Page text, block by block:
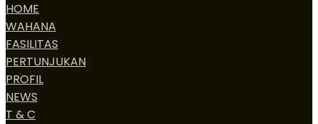
HOME
WAHANA
FASILITAS
PERTUNJUKAN
PROFIL
NEWS
T & C